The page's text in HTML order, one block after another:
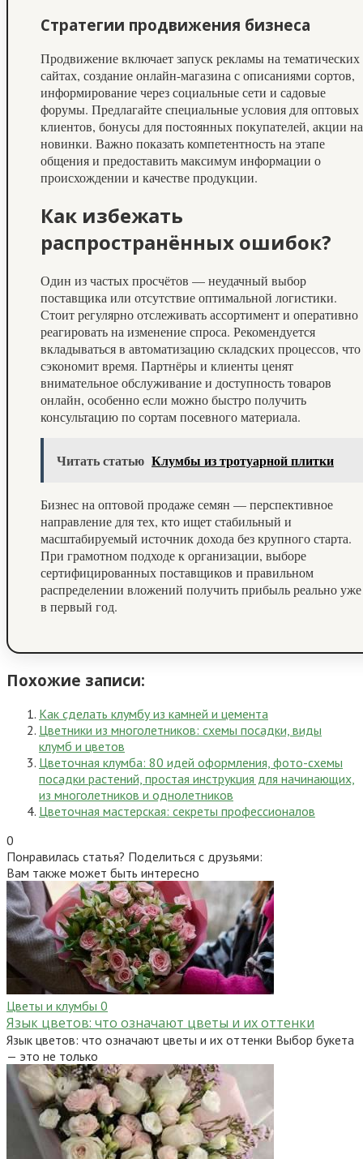
Стратегии продвижения бизнеса
Продвижение включает запуск рекламы на тематических
сайтах, создание онлайн-магазина с описаниями сортов,
информирование через социальные сети и садовые
форумы. Предлагайте специальные условия для оптовых
клиентов, бонусы для постоянных покупателей, акции на
новинки. Важно показать компетентность на этапе
общения и предоставить максимум информации о
происхождении и качестве продукции.
Как избежать
распространённых ошибок?
Один из частых просчётов — неудачный выбор
поставщика или отсутствие оптимальной логистики.
Стоит регулярно отслеживать ассортимент и оперативно
реагировать на изменение спроса. Рекомендуется
вкладываться в автоматизацию складских процессов, что
сэкономит время. Партнёры и клиенты ценят
внимательное обслуживание и доступность товаров
онлайн, особенно если можно быстро получить
консультацию по сортам посевного материала.
Читать статью Клумбы из тротуарной плитки
Бизнес на оптовой продаже семян — перспективное
направление для тех, кто ищет стабильный и
масштабируемый источник дохода без крупного старта.
При грамотном подходе к организации, выборе
сертифицированных поставщиков и правильном
распределении вложений получить прибыль реально уже
в первый год.
Похожие записи:
Как сделать клумбу из камней и цемента
Цветники из многолетников: схемы посадки, виды
клумб и цветов
Цветочная клумба: 80 идей оформления, фото-схемы
посадки растений, простая инструкция для начинающих,
из многолетников и однолетников
Цветочная мастерская: секреты профессионалов
0
Понравилась статья? Поделиться с друзьями:
Вам также может быть интересно
Цветы и клумбы 0
Язык цветов: что означают цветы и их оттенки
Язык цветов: что означают цветы и их оттенки Выбор букета
— это не только